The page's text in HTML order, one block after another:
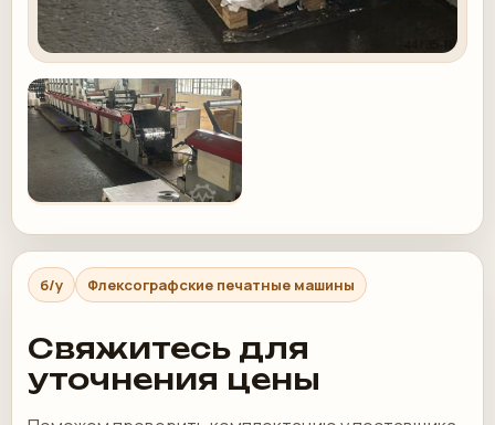
б/у Флексографские печатные машины
Свяжитесь для
уточнения цены